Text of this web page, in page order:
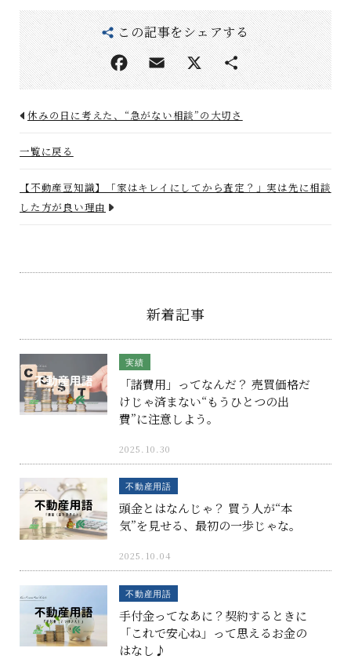
この記事をシェアする
休みの日に考えた、“急がない相談”の大切さ
一覧に戻る
【不動産豆知識】「家はキレイにしてから査定？」実は先に相談
した方が良い理由
新着記事
実績
「諸費用」ってなんだ？ 売買価格だ
けじゃ済まない“もうひとつの出
費”に注意しよう。
2025.10.30
不動産用語
頭金とはなんじゃ？ 買う人が“本
気”を見せる、最初の一歩じゃな。
2025.10.04
不動産用語
手付金ってなあに？契約するときに
「これで安心ね」って思えるお金の
はなし♪